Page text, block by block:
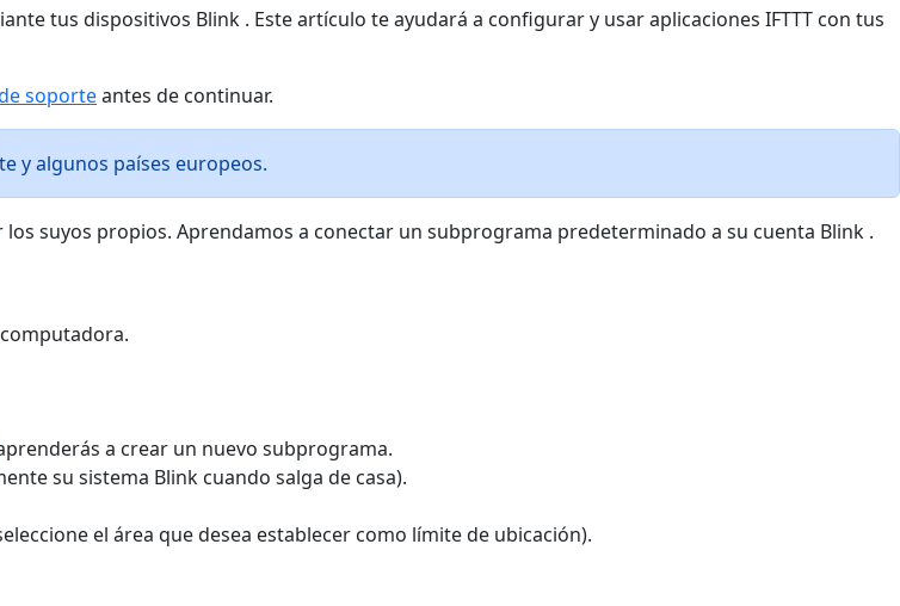
tus dispositivos Blink . Este artículo te ayudará a configurar y usar aplicaciones IFTTT con tus
soporteantes de continuar.
y algunos países europeos.
suyos propios. Aprendamos a conectar un subprograma predeterminado a su cuenta Blink .
a crear un nuevo subprograma.
su sistema Blink cuando salga de casa).
el área que desea establecer como límite de ubicación).